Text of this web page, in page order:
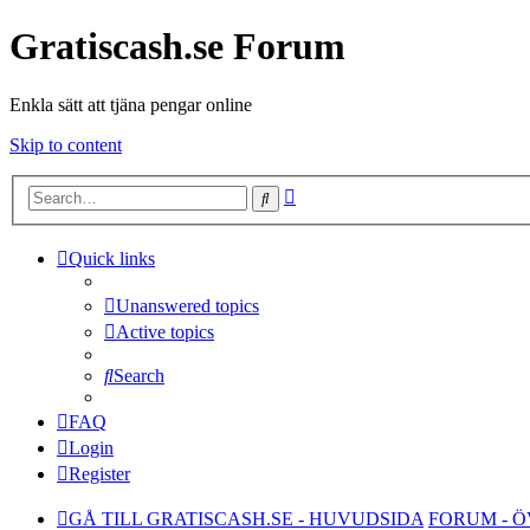
Gratiscash.se Forum
Enkla sätt att tjäna pengar online
Skip to content
Search
Quick links
Unanswered topics
Active topics
Search
FAQ
Login
Register
GÅ TILL GRATISCASH.SE - HUVUDSIDA FORUM -